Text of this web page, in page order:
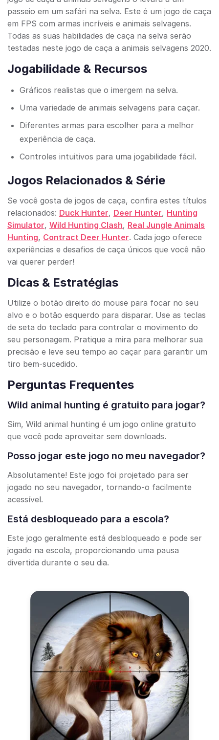
passeio em um safári na selva. Este é um jogo de caça
em FPS com armas incríveis e animais selvagens.
Todas as suas habilidades de caça na selva serão
testadas neste jogo de caça a animais selvagens 2020.
Jogabilidade & Recursos
Gráficos realistas que o imergem na selva.
Uma variedade de animais selvagens para caçar.
Diferentes armas para escolher para a melhor
experiência de caça.
Controles intuitivos para uma jogabilidade fácil.
Jogos Relacionados & Série
Se você gosta de jogos de caça, confira estes títulos
relacionados: Duck Hunter, Deer Hunter, Hunting
Simulator, Wild Hunting Clash, Real Jungle Animals
Hunting, Contract Deer Hunter. Cada jogo oferece
experiências e desafios de caça únicos que você não
vai querer perder!
Dicas & Estratégias
Utilize o botão direito do mouse para focar no seu
alvo e o botão esquerdo para disparar. Use as teclas
de seta do teclado para controlar o movimento do
seu personagem. Pratique a mira para melhorar sua
precisão e leve seu tempo ao caçar para garantir um
tiro bem-sucedido.
Perguntas Frequentes
Wild animal hunting é gratuito para jogar?
Sim, Wild animal hunting é um jogo online gratuito
que você pode aproveitar sem downloads.
Posso jogar este jogo no meu navegador?
Absolutamente! Este jogo foi projetado para ser
jogado no seu navegador, tornando-o facilmente
acessível.
Está desbloqueado para a escola?
Este jogo geralmente está desbloqueado e pode ser
jogado na escola, proporcionando uma pausa
divertida durante o seu dia.